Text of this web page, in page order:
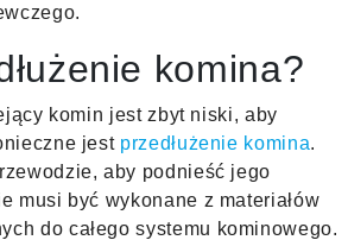
komina?
komin jest zbyt niski, aby
jest przedłużenie komina.
aby podnieść jego
musi być wykonane z materiałów
do całego systemu kominowego.